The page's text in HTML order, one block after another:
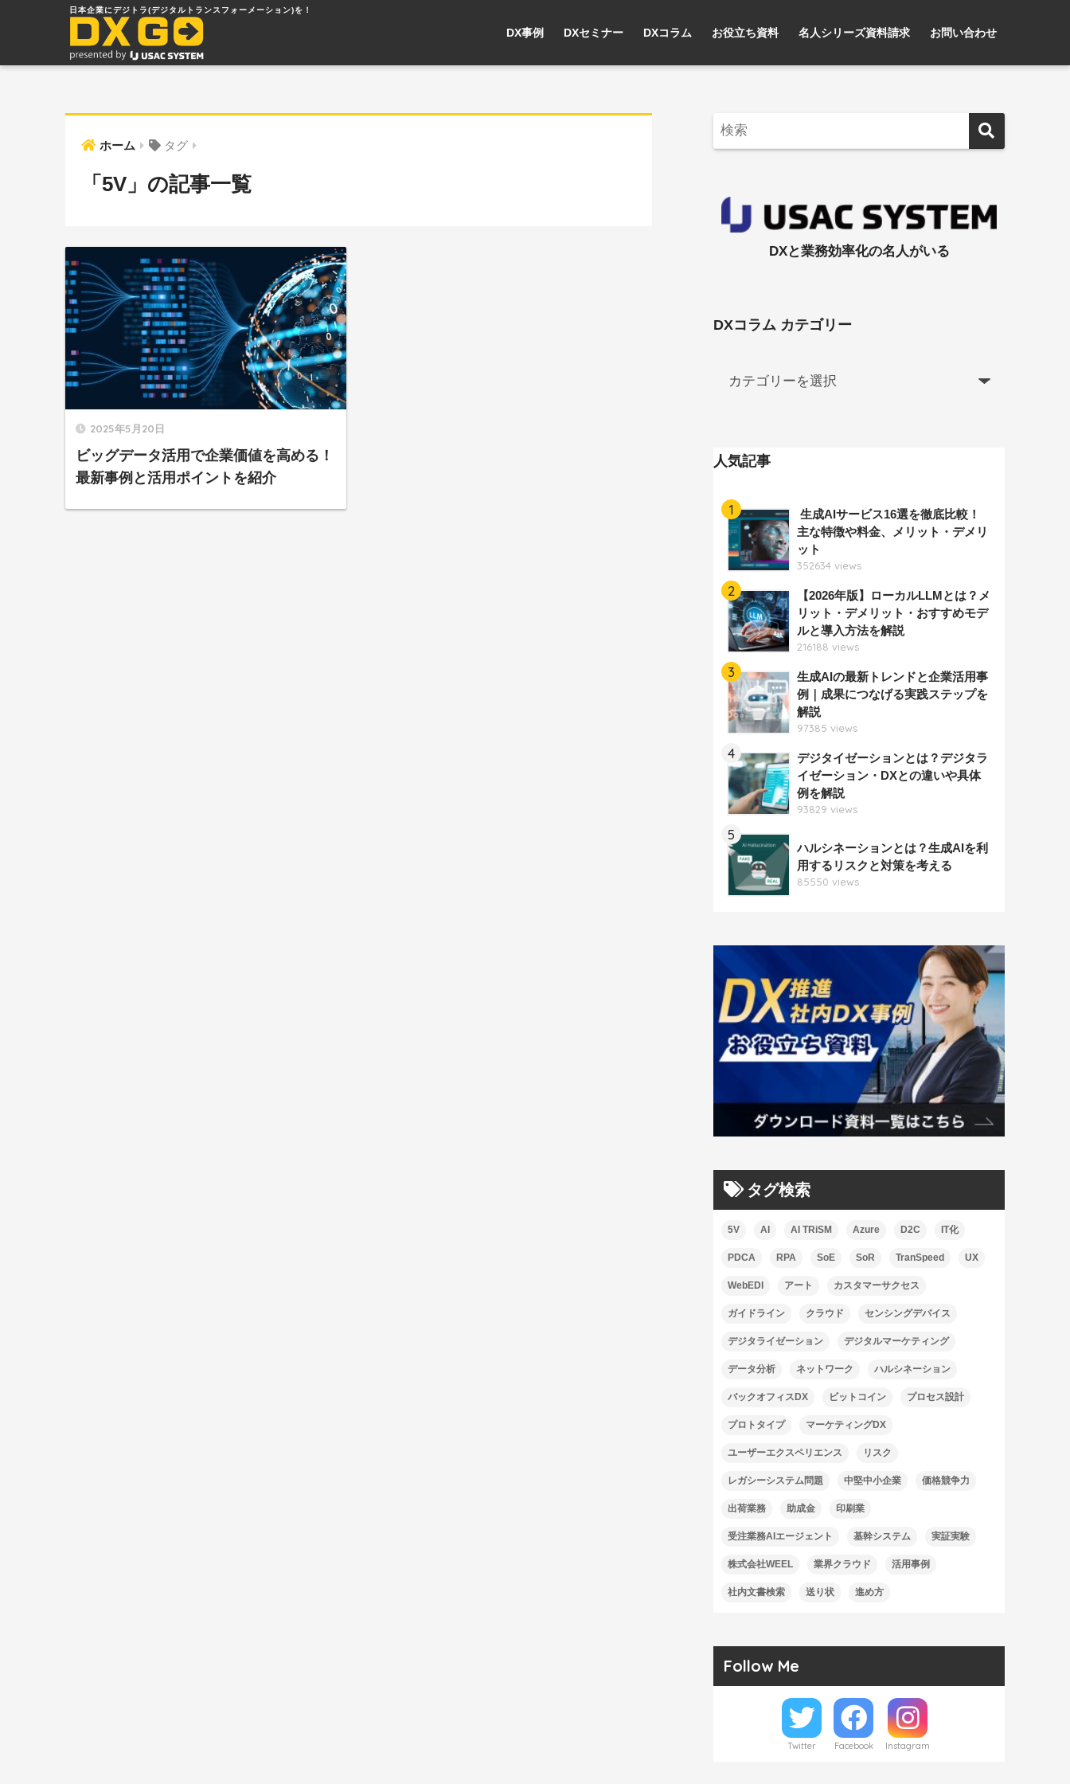
DX事例 DXセミナー DXコラム お役立ち資料 名人シリーズ資料請求 お問い合わせ
ホーム タグ
「5V」の記事一覧
2025年5月20日
ビッグデータ活用で企業価値を高める！
最新事例と活用ポイントを紹介
DXと業務効率化の名人がいる
DXコラム カテゴリー
人気記事
1
生成AIサービス16選を徹底比較！
主な特徴や料金、メリット・デメリ
ット
352634 views
2
【2026年版】ローカルLLMとは？メ
リット・デメリット・おすすめモデ
ルと導入方法を解説
216188 views
3
生成AIの最新トレンドと企業活用事
例｜成果につなげる実践ステップを
解説
97385 views
4
デジタイゼーションとは？デジタラ
イゼーション・DXとの違いや具体
例を解説
93829 views
5
ハルシネーションとは？生成AIを利
用するリスクと対策を考える
85550 views
タグ検索
5V AI AI TRiSM Azure D2C IT化
PDCA RPA SoE SoR TranSpeed UX
WebEDI アート カスタマーサクセス
ガイドライン クラウド センシングデバイス
デジタライゼーション デジタルマーケティング
データ分析 ネットワーク ハルシネーション
バックオフィスDX ビットコイン プロセス設計
プロトタイプ マーケティングDX
ユーザーエクスペリエンス リスク
レガシーシステム問題 中堅中小企業 価格競争力
出荷業務 助成金 印刷業
受注業務AIエージェント 基幹システム 実証実験
株式会社WEEL 業界クラウド 活用事例
社内文書検索 送り状 進め方
Follow Me
Twitter Facebook Instagram